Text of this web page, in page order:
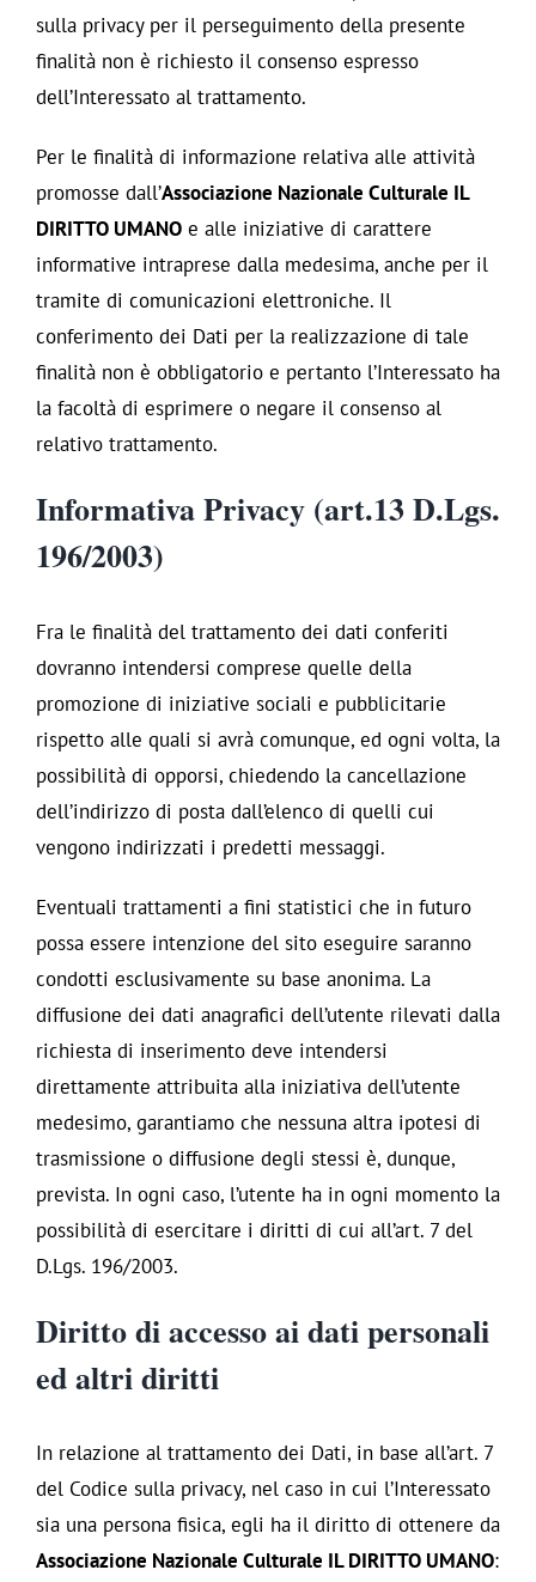
sulla privacy per il perseguimento della presente
finalità non è richiesto il consenso espresso
dell’Interessato al trattamento.
Per le finalità di informazione relativa alle attività
promosse dall’Associazione Nazionale Culturale IL
DIRITTO UMANO e alle iniziative di carattere
informative intraprese dalla medesima, anche per il
tramite di comunicazioni elettroniche. Il
conferimento dei Dati per la realizzazione di tale
finalità non è obbligatorio e pertanto l’Interessato ha
la facoltà di esprimere o negare il consenso al
relativo trattamento.
Informativa Privacy (art.13 D.Lgs.
196/2003)
Fra le finalità del trattamento dei dati conferiti
dovranno intendersi comprese quelle della
promozione di iniziative sociali e pubblicitarie
rispetto alle quali si avrà comunque, ed ogni volta, la
possibilità di opporsi, chiedendo la cancellazione
dell’indirizzo di posta dall’elenco di quelli cui
vengono indirizzati i predetti messaggi.
Eventuali trattamenti a fini statistici che in futuro
possa essere intenzione del sito eseguire saranno
condotti esclusivamente su base anonima. La
diffusione dei dati anagrafici dell’utente rilevati dalla
richiesta di inserimento deve intendersi
direttamente attribuita alla iniziativa dell’utente
medesimo, garantiamo che nessuna altra ipotesi di
trasmissione o diffusione degli stessi è, dunque,
prevista. In ogni caso, l’utente ha in ogni momento la
possibilità di esercitare i diritti di cui all’art. 7 del
D.Lgs. 196/2003.
Diritto di accesso ai dati personali
ed altri diritti
In relazione al trattamento dei Dati, in base all’art. 7
del Codice sulla privacy, nel caso in cui l’Interessato
sia una persona fisica, egli ha il diritto di ottenere da
Associazione Nazionale Culturale IL DIRITTO UMANO: